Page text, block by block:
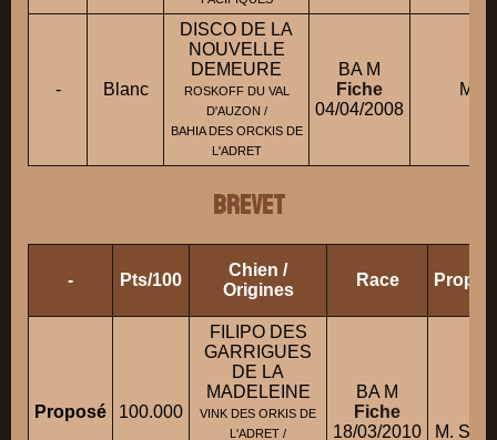
- Blanc
DISCO DE LA
NOUVELLE
DEMEURE
ROSKOFF DU VAL
D'AUZON /
BAHIA DES ORCKIS DE
L'ADRET
BA M
Fiche
04/04/2008
M.
BREVET
- Pts/100
Chien /
Origines
Race
Proposé 100.000
FILIPO DES
GARRIGUES
DE LA
MADELEINE
VINK DES ORKIS DE
L'ADRET /
BA M
Fiche
18/03/2010
M.